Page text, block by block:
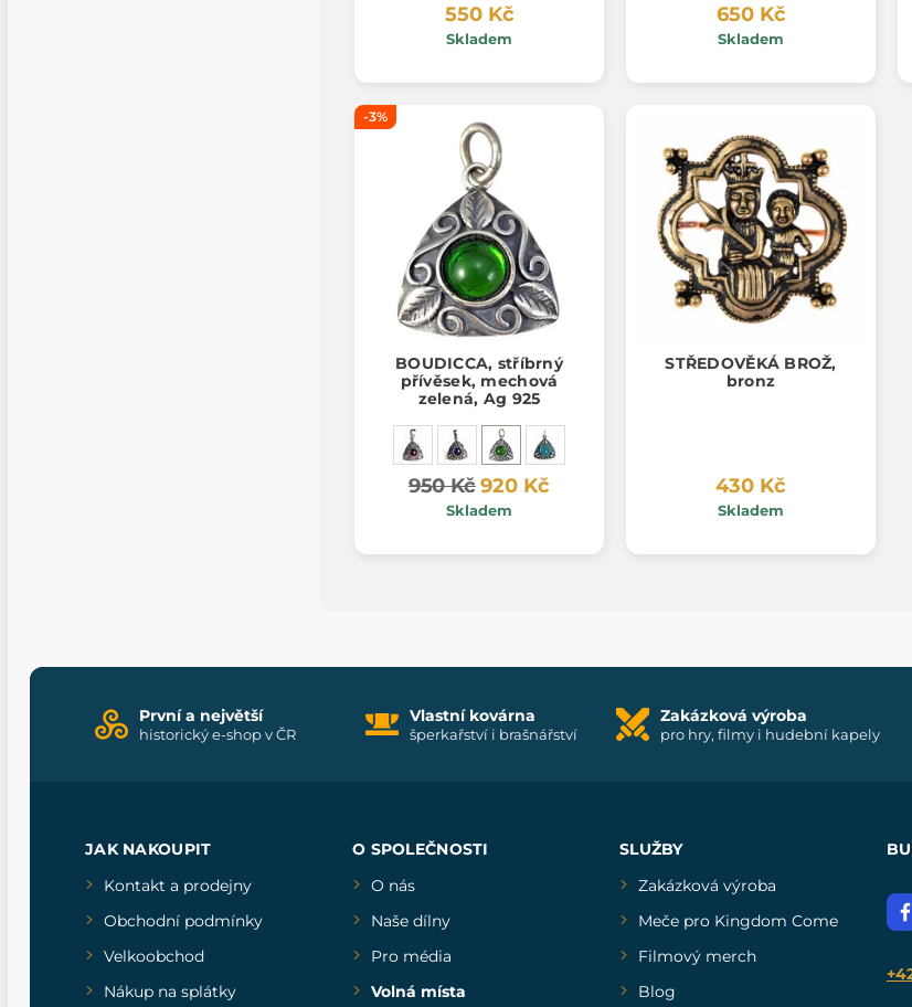
550 Kč
Skladem
650 Kč
Skladem
-3%
BOUDICCA, stříbrný
přívěsek, mechová
zelená, Ag 925
950 Kč920 Kč
Skladem
STŘEDOVĚKÁ BROŽ,
bronz
430 Kč
Skladem
První a největší
historický e-shop v ČR
Vlastní kovárna
šperkařství i brašnářství
Zakázková výroba
pro hry, filmy i hudební kapely
JAK NAKOUPIT
Kontakt a prodejny
Obchodní podmínky
Velkoobchod
Nákup na splátky
O SPOLEČNOSTI
O nás
Naše dílny
Pro média
Volná místa
SLUŽBY
Zakázková výroba
Meče pro Kingdom Come
Filmový merch
Blog